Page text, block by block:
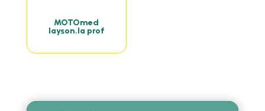
MOTOmed
layson.la prof